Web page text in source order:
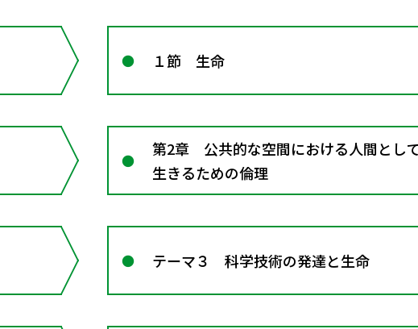
１節 生命
第2章 公共的な空間における人間とし
生きるための倫理
テーマ３ 科学技術の発達と生命